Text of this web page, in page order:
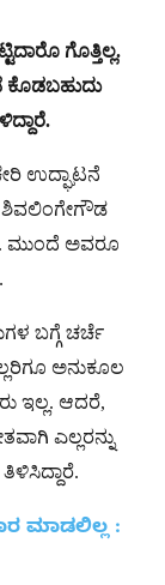
ಗೊತ್ತಿಲ್ಲ.
ಕೊಡಬಹುದು
ಉದ್ಘಾಟನೆ
ಶಿವಲಿಂಗೇಗೌಡ
ಮುಂದೆ ಅವರೂ
ಬಗ್ಗೆ ಚರ್ಚೆ
ಅನುಕೂಲ
ಇಲ್ಲ. ಆದರೆ,
ಎಲ್ಲರನ್ನು
ಮಾಡಲಿಲ್ಲ :